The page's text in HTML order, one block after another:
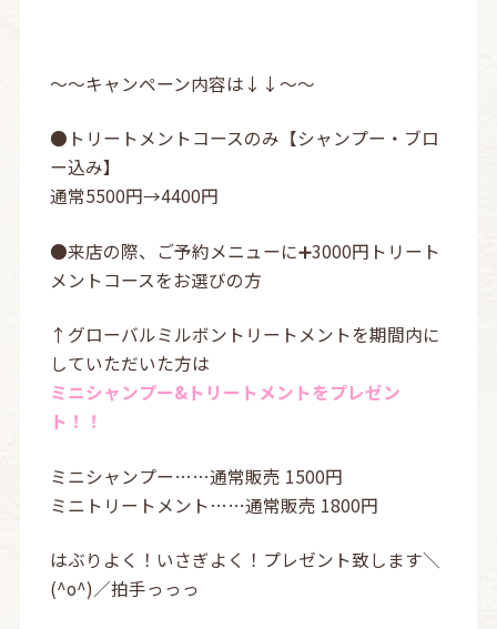
〜〜キャンペーン内容は↓↓〜〜
●トリートメントコースのみ【シャンプー・ブロ
ー込み】
通常5500円→4400円
●来店の際、ご予約メニューに➕3000円トリート
メントコースをお選びの方
↑グローバルミルボントリートメントを期間内に
していただいた方は
ミニシャンプー&トリートメントをプレゼン
ト！！
ミニシャンプー……通常販売 1500円
ミニトリートメント……通常販売 1800円
はぶりよく！いさぎよく！プレゼント致します＼
(^o^)／拍手っっっ